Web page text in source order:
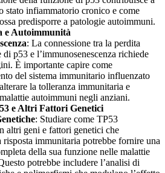
stato infiammatorio cronico e come
predisporre a patologie autoimmuni​​.
e Autoimmunità
: La connessione tra la perdita
p53 e l’immunosenescenza richiede
È importante capire come
del sistema immunitario influenzato
la tolleranza immunitaria e
autoimmuni negli anziani​​.
e Altri Fattori Genetici
: Studiare come TP53
altri geni e fattori genetici che
risposta immunitaria potrebbe fornire una
della sua funzione nelle malattie
potrebbe includere l’analisi di